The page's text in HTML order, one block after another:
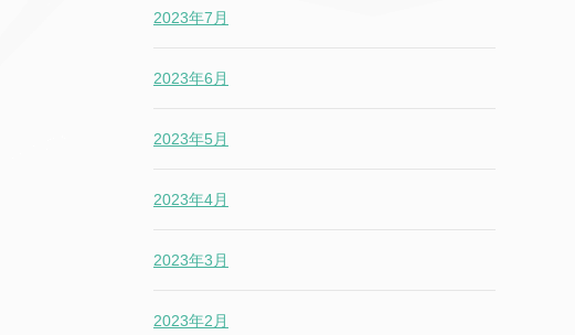
2023年7月
2023年6月
2023年5月
2023年4月
2023年3月
2023年2月